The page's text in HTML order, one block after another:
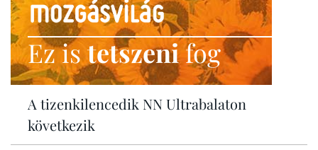
Ez istetszenifog
A tizenkilencedik NN Ultrabalaton
következik